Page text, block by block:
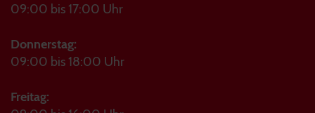
09:00 bis 17:00 Uhr
Donnerstag:
09:00 bis 18:00 Uhr
Freitag: